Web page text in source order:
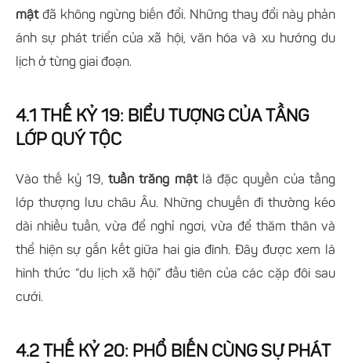
mậtđã không ngừng biến đổi. Những thay đổi này phản
ánh sự phát triển của xã hội, văn hóa và xu hướng du
lịch ở từng giai đoạn.
4.1 THẾ KỶ 19: BIỂU TƯỢNG CỦA TẦNG
LỚP QUÝ TỘC
Vào thế kỷ 19, tuần trăng mậtlà đặc quyền của tầng
lớp thượng lưu châu Âu. Những chuyến đi thường kéo
dài nhiều tuần, vừa để nghỉ ngơi, vừa để thăm thân và
thể hiện sự gắn kết giữa hai gia đình. Đây được xem là
hình thức “du lịch xã hội” đầu tiên của các cặp đôi sau
cưới.
4.2 THẾ KỶ 20: PHỔ BIẾN CÙNG SỰ PHÁT